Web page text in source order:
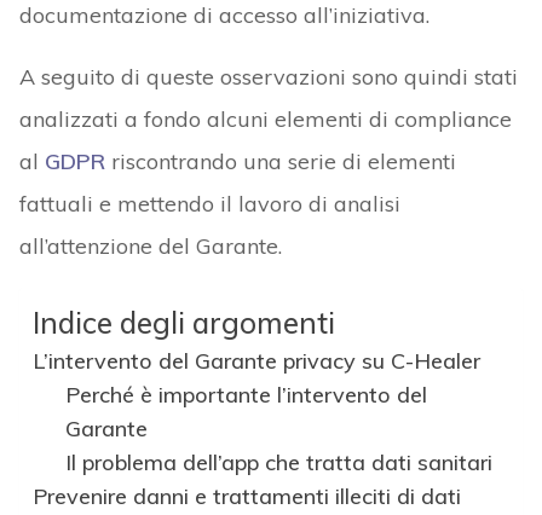
documentazione di accesso all’iniziativa.
A seguito di queste osservazioni sono quindi stati
analizzati a fondo alcuni elementi di compliance
al GDPRriscontrando una serie di elementi
fattuali e mettendo il lavoro di analisi
all’attenzione del Garante.
Indice degli argomenti
L’intervento del Garante privacy su C-Healer
Perché è importante l’intervento del
Garante
Il problema dell’app che tratta dati sanitari
Prevenire danni e trattamenti illeciti di dati